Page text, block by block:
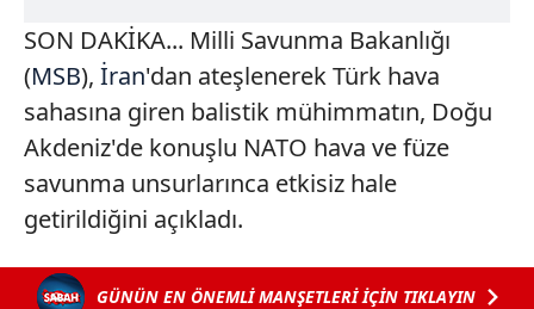
SON DAKİKA... Milli Savunma Bakanlığı
(MSB), İran'dan ateşlenerek Türk hava
sahasına giren balistik mühimmatın, Doğu
Akdeniz'de konuşlu NATO hava ve füze
savunma unsurlarınca etkisiz hale
getirildiğini açıkladı.
GÜNÜN EN ÖNEMLİ MANŞETLERİ İÇİN TIKLAYIN